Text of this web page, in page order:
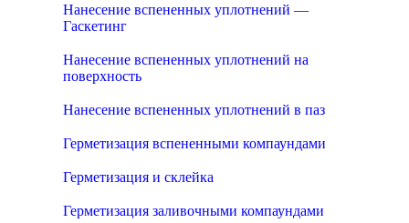
Нанесение вспененных уплотнений —
Гаскетинг
Нанесение вспененных уплотнений на
поверхность
Нанесение вспененных уплотнений в паз
Герметизация вспененными компаундами
Герметизация и склейка
Герметизация заливочными компаундами